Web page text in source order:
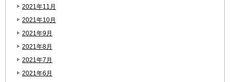
2021年11月
2021年10月
2021年9月
2021年8月
2021年7月
2021年6月